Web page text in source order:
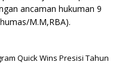
ancaman hukuman 9
M.M,RBA).
Quick Wins Presisi Tahun